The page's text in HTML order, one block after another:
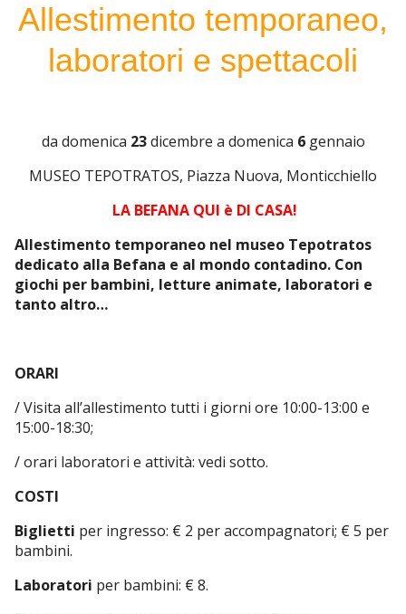
Allestimento temporaneo,
laboratori e spettacoli
da domenica 23dicembre a domenica 6gennaio
MUSEO TEPOTRATOS, Piazza Nuova, Monticchiello
LA BEFANA QUI è DI CASA!
Allestimento temporaneo nel museo Tepotratos
dedicato alla Befana e al mondo contadino. Con
giochi per bambini, letture animate, laboratori e
tanto altro…
ORARI
/ Visita all’allestimento tutti i giorni ore 10:00-13:00 e
15:00-18:30;
/ orari laboratori e attività: vedi sotto.
COSTI
Biglietti per ingresso: € 2 per accompagnatori; € 5 per
bambini.
Laboratori per bambini: € 8.